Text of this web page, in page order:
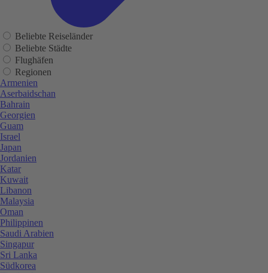
Beliebte Reiseländer
Beliebte Städte
Flughäfen
Regionen
Armenien
Aserbaidschan
Bahrain
Georgien
Guam
Israel
Japan
Jordanien
Katar
Kuwait
Libanon
Malaysia
Oman
Philippinen
Saudi Arabien
Singapur
Sri Lanka
Südkorea